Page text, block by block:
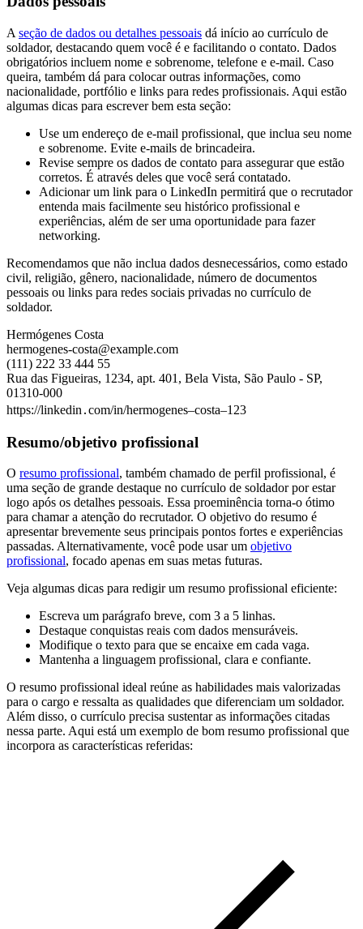
A seção de dados ou detalhes pessoais dá início ao currículo de
soldador, destacando quem você é e facilitando o contato. Dados
obrigatórios incluem nome e sobrenome, telefone e e-mail. Caso
queira, também dá para colocar outras informações, como
nacionalidade, portfólio e links para redes profissionais. Aqui estão
algumas dicas para escrever bem esta seção:
Use um endereço de e-mail profissional, que inclua seu nome
e sobrenome. Evite e-mails de brincadeira.
Revise sempre os dados de contato para assegurar que estão
corretos. É através deles que você será contatado.
Adicionar um link para o LinkedIn permitirá que o recrutador
entenda mais facilmente seu histórico profissional e
experiências, além de ser uma oportunidade para fazer
networking.
Recomendamos que não inclua dados desnecessários, como estado
civil, religião, gênero, nacionalidade, número de documentos
pessoais ou links para redes sociais privadas no currículo de
soldador.
Hermógenes Costa
hermogenes-costa@example.com
(111) 222 33 444 55
Rua das Figueiras, 1234, apt. 401, Bela Vista, São Paulo - SP,
01310-000
https://linkedin․com/in/hermogenes–costa–123
Resumo/objetivo profissional
O resumo profissional, também chamado de perfil profissional, é
uma seção de grande destaque no currículo de soldador por estar
logo após os detalhes pessoais. Essa proeminência torna-o ótimo
para chamar a atenção do recrutador. O objetivo do resumo é
apresentar brevemente seus principais pontos fortes e experiências
passadas. Alternativamente, você pode usar um objetivo
profissional, focado apenas em suas metas futuras.
Veja algumas dicas para redigir um resumo profissional eficiente:
Escreva um parágrafo breve, com 3 a 5 linhas.
Destaque conquistas reais com dados mensuráveis.
Modifique o texto para que se encaixe em cada vaga.
Mantenha a linguagem profissional, clara e confiante.
O resumo profissional ideal reúne as habilidades mais valorizadas
para o cargo e ressalta as qualidades que diferenciam um soldador.
Além disso, o currículo precisa sustentar as informações citadas
nessa parte. Aqui está um exemplo de bom resumo profissional que
incorpora as características referidas: